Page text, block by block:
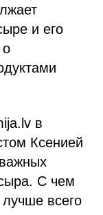
и его
о
в
Ксенией
С чем
всего